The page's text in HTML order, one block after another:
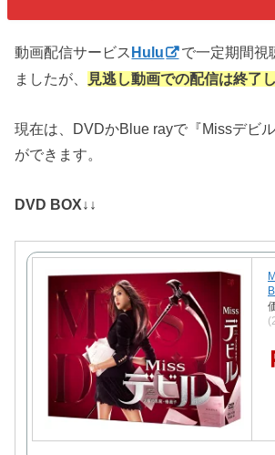
動画配信サービス Hulu
で一定期間視
ましたが、
見逃し動画での配信は終了
現在は、DVDかBlue rayで『Missデビ
ができます。
DVD BOX↓↓